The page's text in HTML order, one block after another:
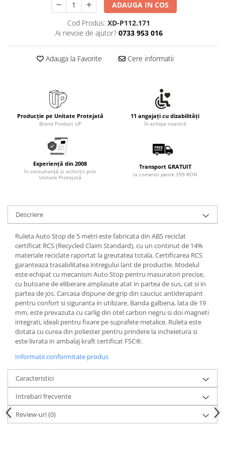
Carioci si creioane colorate
Ascutitori, radiere, agrafe
Foarfece pentru birou
Curatenie si igiena
Produse Antibacteriene
Articole pentru baie
Articole pentru bucatarie
Hartie igienica, prosoape hartie si
dispensere
geamuri, mobila
Articole pentru birou, suprafete,
pardoseli
Intretinere si odorizante masina
Saci de gunoi
Accesorii pentru curatenie
Tipografie si stampile
Formulare tipizate
Caiete si blocnotesuri
Stampile, tusiere si tus
Protectia muncii si Imbracaminte
Imbracaminte
Tricouri
ADAUGA IN COS
Cod Produs: XD-P112.171
Ai nevoie de ajutor? 0733 953 016
Adauga la Favorite Cere informatii
Producție pe Unitate Protejată
Brand Product UP
11 angajați cu dizabilități
în echipa noastră
Experiență din 2008
în consultanță și achiziții prin
Unitate Protejată
Transport GRATUIT
la comenzi peste 399 RON
Descriere
Ruleta Auto Stop de 5 metri este fabricata din ABS reciclat
certificat RCS (Recycled Claim Standard), cu un continut de 14%
materiale reciclate raportat la greutatea totala. Certificarea RCS
garanteaza trasabilitatea intregului lant de productie. Modelul
este echipat cu mecanism Auto Stop pentru masuratori precise,
cu butoane de eliberare amplasate atat in partea de sus, cat si in
partea de jos. Carcasa dispune de grip din cauciuc antiderapant
pentru confort si siguranta in utilizare. Banda galbena, lata de 19
mm, este prevazuta cu carlig din otel carbon negru si doi magneti
integrati, ideali pentru fixare pe suprafete metalice. Ruleta este
dotata cu curea din poliester pentru prindere la incheietura si
este livrata in ambalaj kraft certificat FSC®.
Informatii conformitate produs
Caracteristici
Intrebari frecvente
Review-uri(0)